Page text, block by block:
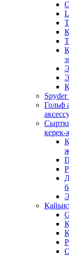
Гольф
керек-